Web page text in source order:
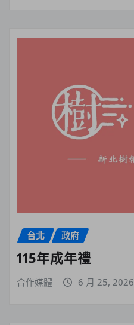
台北 政府
115年成年禮
合作媒體 6 月 25, 2026